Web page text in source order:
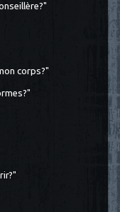
corps?"